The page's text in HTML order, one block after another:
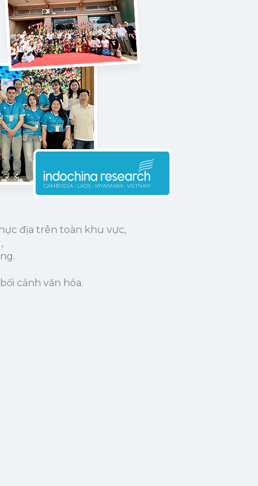
địa trên toàn khu vực,
cảnh văn hóa.